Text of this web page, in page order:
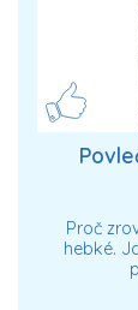
Proč
hebké.